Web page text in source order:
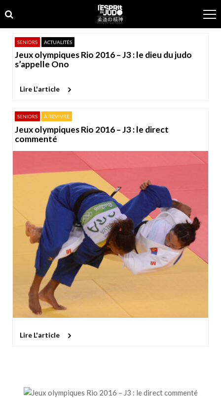
to
navigation
to
content
SENIORS ACTUALITÉS
Jeux olympiques Rio 2016 – J3 : le dieu du judo
s’appelle Ono
Lire L'article
SENIORS À REVIVRE
Jeux olympiques Rio 2016 – J3 : le direct
commenté
Lire L'article